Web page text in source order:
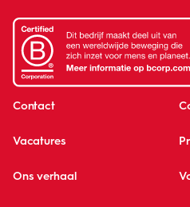
Contact
Vacatures
Ons verhaal